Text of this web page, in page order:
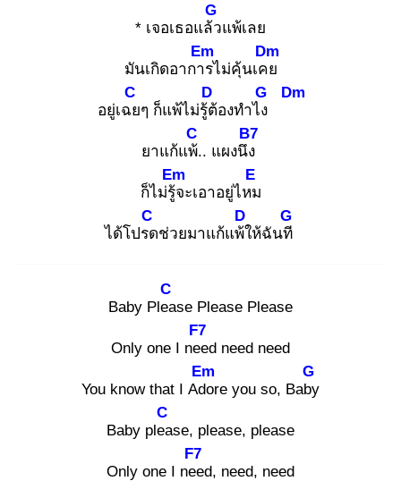
* เจอเธอแล้ว
G
แพ้เลย
มันเกิดอาการ
Em
ไม่คุ้นเคย
Dm
อยู่เฉย
C
ๆ ก็แพ้ไม่รู้ต้
D
องทำไง
G Dm
ยาแก้แพ้.
C
. แผงนึง
B7
ก็ไม่รู้จ
Em
ะเอาอยู่ไหม
E
ได้โปรด
C
ช่วยมาแก้แพ้ใ
D
ห้ฉันที
G
Baby Plea
C
se Please Please
Only one I nee
F7
d need need
You know that I Ado
Em
re you so, Baby
G
Baby plea
C
se, please, please
Only one I nee
F7
d, need, need